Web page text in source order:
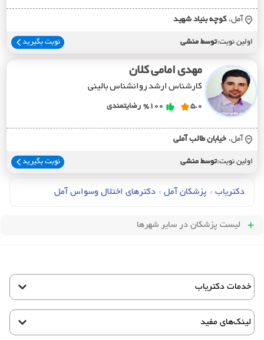
آمل، کوچه بنياد شهيد
اولین نوبت:توسط منشی نوبت بگیرید
مهدی امامی کلان
کارشناس ارشد روانشناس بالینی
5.0
%100 رضایتمندی
آمل، خيابان طالب آملي
اولین نوبت:توسط منشی نوبت بگیرید
دکتریاب › پزشکان آمل › دکترهای اختلال وسواس آمل
لیست پزشکان در سایر شهرها
خدمات دکتریاب
لینک‌های مفید